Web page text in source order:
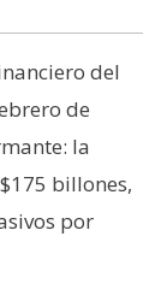
del
de
la
billones,
por